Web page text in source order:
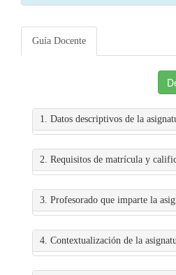
Guía Docente
1. Datos descriptivos de la
2. Requisitos de matrícula y
3. Profesorado que imparte la
4. Contextualización de la